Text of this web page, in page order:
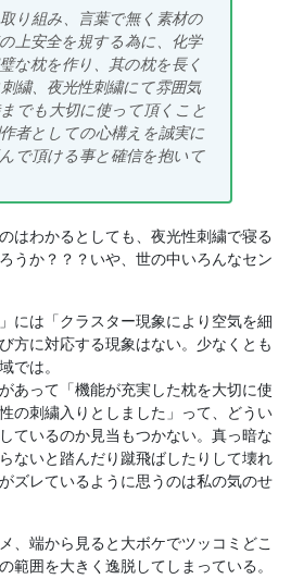
り組み、言葉で無く素材の
上安全を規する為に、化学
な枕を作り、其の枕を長く
繍、夜光性刺繍にて雰囲気
でも大切に使って頂くこと
者としての心構えを誠実に
で頂ける事と確信を抱いて
はわかるとしても、夜光性刺繍で寝る
うか？？？いや、世の中いろんなセン
」には「クラスター現象により空気を細
方に対応する現象はない。少なくとも
では。
あって「機能が充実した枕を大切に使
の刺繍入りとしました」って、どうい
ているのか見当もつかない。真っ暗な
ないと踏んだり蹴飛ばしたりして壊れ
ズレているように思うのは私の気のせ
、端から見ると大ボケでツッコミどこ
範囲を大きく逸脱してしまっている。